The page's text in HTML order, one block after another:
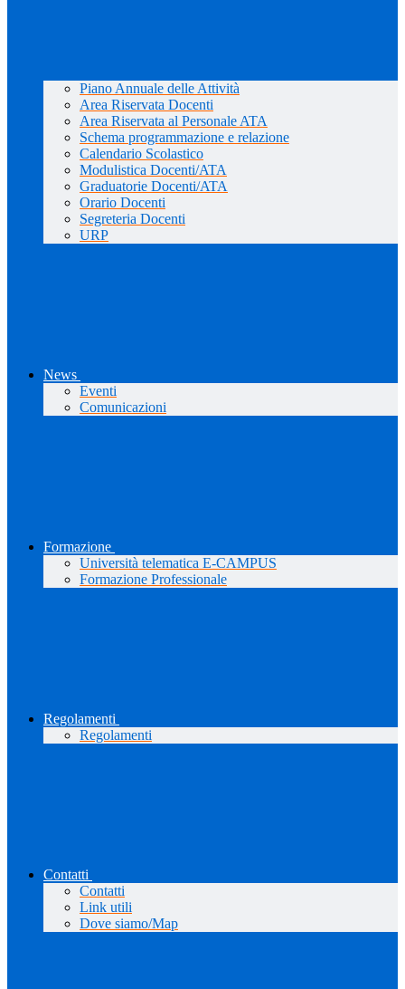
Piano Annuale delle Attività
Area Riservata Docenti
Area Riservata al Personale ATA
Schema programmazione e relazione
Calendario Scolastico
Modulistica Docenti/ATA
Graduatorie Docenti/ATA
Orario Docenti
Segreteria Docenti
URP
News
Eventi
Comunicazioni
Formazione
Università telematica E-CAMPUS
Formazione Professionale
Regolamenti
Regolamenti
Contatti
Contatti
Link utili
Dove siamo/Map